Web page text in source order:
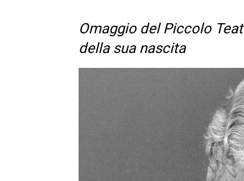
Omaggio del Piccolo
della sua nascita